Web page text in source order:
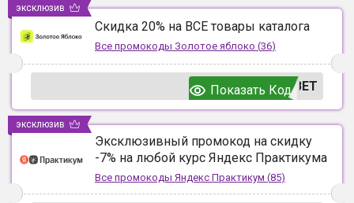
Скидка 20% на ВСЕ товары каталога
Все промокоды Золотое яблоко (36)
ВЕТ
Показать Код
эксклюзив
Эксклюзивный промокод на скидку
-7% на любой курс Яндекс Практикума
Все промокоды Яндекс Практикум (85)
эксклюзив